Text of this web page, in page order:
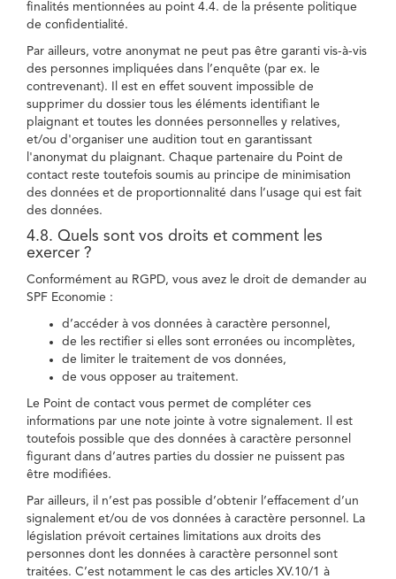
finalités mentionnées au point 4.4. de la présente politique
de confidentialité.
Par ailleurs, votre anonymat ne peut pas être garanti vis-à-vis
des personnes impliquées dans l’enquête (par ex. le
contrevenant). Il est en effet souvent impossible de
supprimer du dossier tous les éléments identifiant le
plaignant et toutes les données personnelles y relatives,
et/ou d'organiser une audition tout en garantissant
l'anonymat du plaignant. Chaque partenaire du Point de
contact reste toutefois soumis au principe de minimisation
des données et de proportionnalité dans l’usage qui est fait
des données.
4.8. Quels sont vos droits et comment les
exercer ?
Conformément au RGPD, vous avez le droit de demander au
SPF Economie :
d’accéder à vos données à caractère personnel,
de les rectifier si elles sont erronées ou incomplètes,
de limiter le traitement de vos données,
de vous opposer au traitement.
Le Point de contact vous permet de compléter ces
informations par une note jointe à votre signalement. Il est
toutefois possible que des données à caractère personnel
figurant dans d’autres parties du dossier ne puissent pas
être modifiées.
Par ailleurs, il n’est pas possible d’obtenir l’effacement d’un
signalement et/ou de vos données à caractère personnel. La
législation prévoit certaines limitations aux droits des
personnes dont les données à caractère personnel sont
traitées. C’est notamment le cas des articles XV.10/1 à